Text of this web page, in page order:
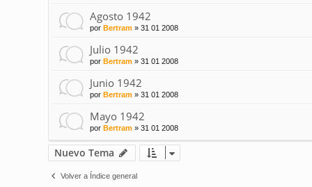
Agosto 1942
por Bertram» 31 01 2008
Julio 1942
por Bertram» 31 01 2008
Junio 1942
por Bertram» 31 01 2008
Mayo 1942
por Bertram» 31 01 2008
Nuevo Tema
Volver a Índice general